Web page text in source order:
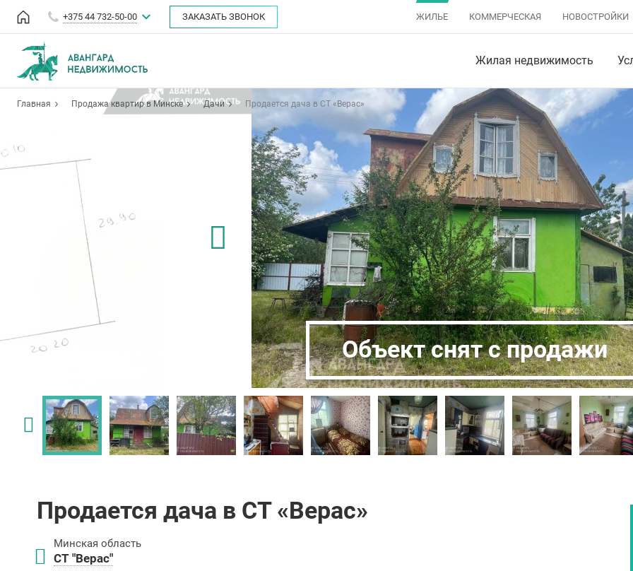
+375 44 732-50-00 ЗАКАЗАТЬ ЗВОНОК ЖИЛЬЕ КОММЕРЧЕСКАЯ НОВОСТРОЙКИ
Жилая недвижимость
Главная Продажа квартир в Минске Дачи Продается дача в СТ «Верас»
Объект снят с продажи
Продается дача в СТ «Верас»
Минская область
СТ "Верас"